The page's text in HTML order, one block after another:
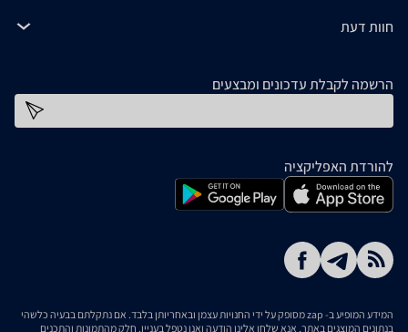
חוות דעת
הרשמה לקבלת עדכונים ומבצעים
להורדת האפליקציה
המידע המופיע ב- zap מסופק על ידי החנויות עצמן ובאחריותן בלבד. אם נתקלתם בבעיה כלשהי
בנתונים המוצגים באתר, אנא שלחו אלינו הודעה ואנו נטפל בעניין. חלק מהתמונות והתכנים